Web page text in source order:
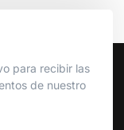
para recibir las
de nuestro